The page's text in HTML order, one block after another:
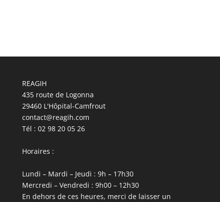
REAGIH
435 route de Logonna
29460 L'Hôpital-Camfrout
contact@reagih.com
Tél : 02 98 20 05 26
Horaires :
Lundi – Mardi – Jeudi : 9h – 17h30
Mercredi – Vendredi : 9h00 – 12h30
En dehors de ces heures, merci de laisser un